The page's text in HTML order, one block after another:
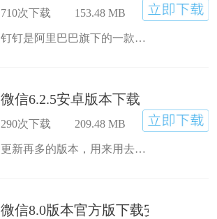
710次下载
153.48 MB
钉钉是阿里巴巴旗下的一款移动智能办公OA平台，可以免费打电话、发短信、ding一下，邀请新同事入驻企业最高可获得10000元迎新哦。开始办公
微信6.2.5安卓版本下载
290次下载
209.48 MB
更新再多的版本，用来用去还是觉得微信6.2.5官方版下载用得比较顺手，没有那么多华而不实的功能，基础的功能就足以和亲朋好友保持联系的了。
微信8.0版本官方版下载安装